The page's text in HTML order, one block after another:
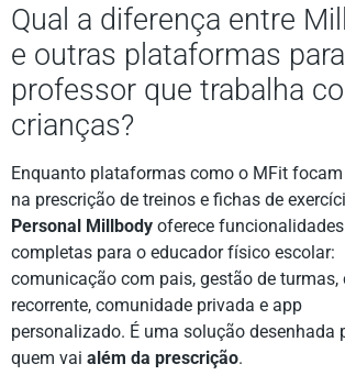
Qual a diferença entre
e outras plataformas
professor que trabalha
crianças?
Enquanto plataformas como o MFit
na prescrição de treinos e fichas de
Personal Millbody oferece funcionalidades
completas para o educador físico escolar:
comunicação com pais, gestão de turmas,
recorrente, comunidade privada e app
personalizado. É uma solução desenhada
quem vai além da prescrição.